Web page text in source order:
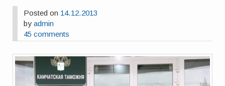
Posted on 14.12.2013
byadmin
45 comments